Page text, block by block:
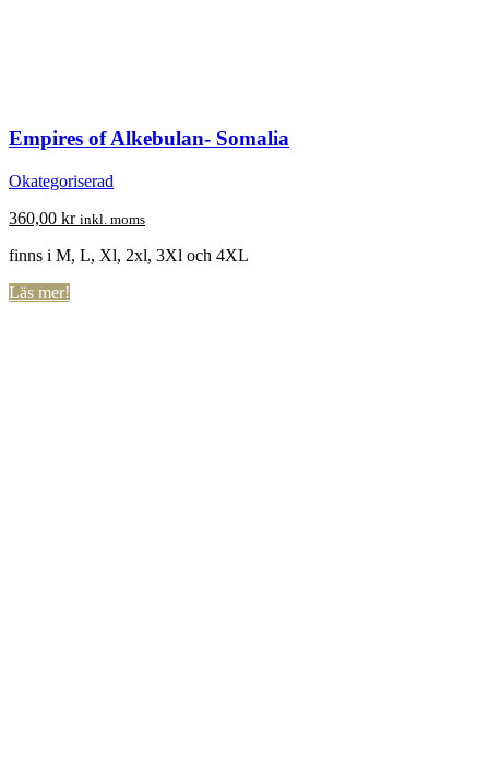
Empires of Alkebulan- Somalia
Okategoriserad
360,00 kr inkl. moms
finns i M, L, Xl, 2xl, 3Xl och 4XL
Läs mer!